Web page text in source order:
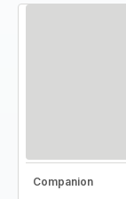
Companion